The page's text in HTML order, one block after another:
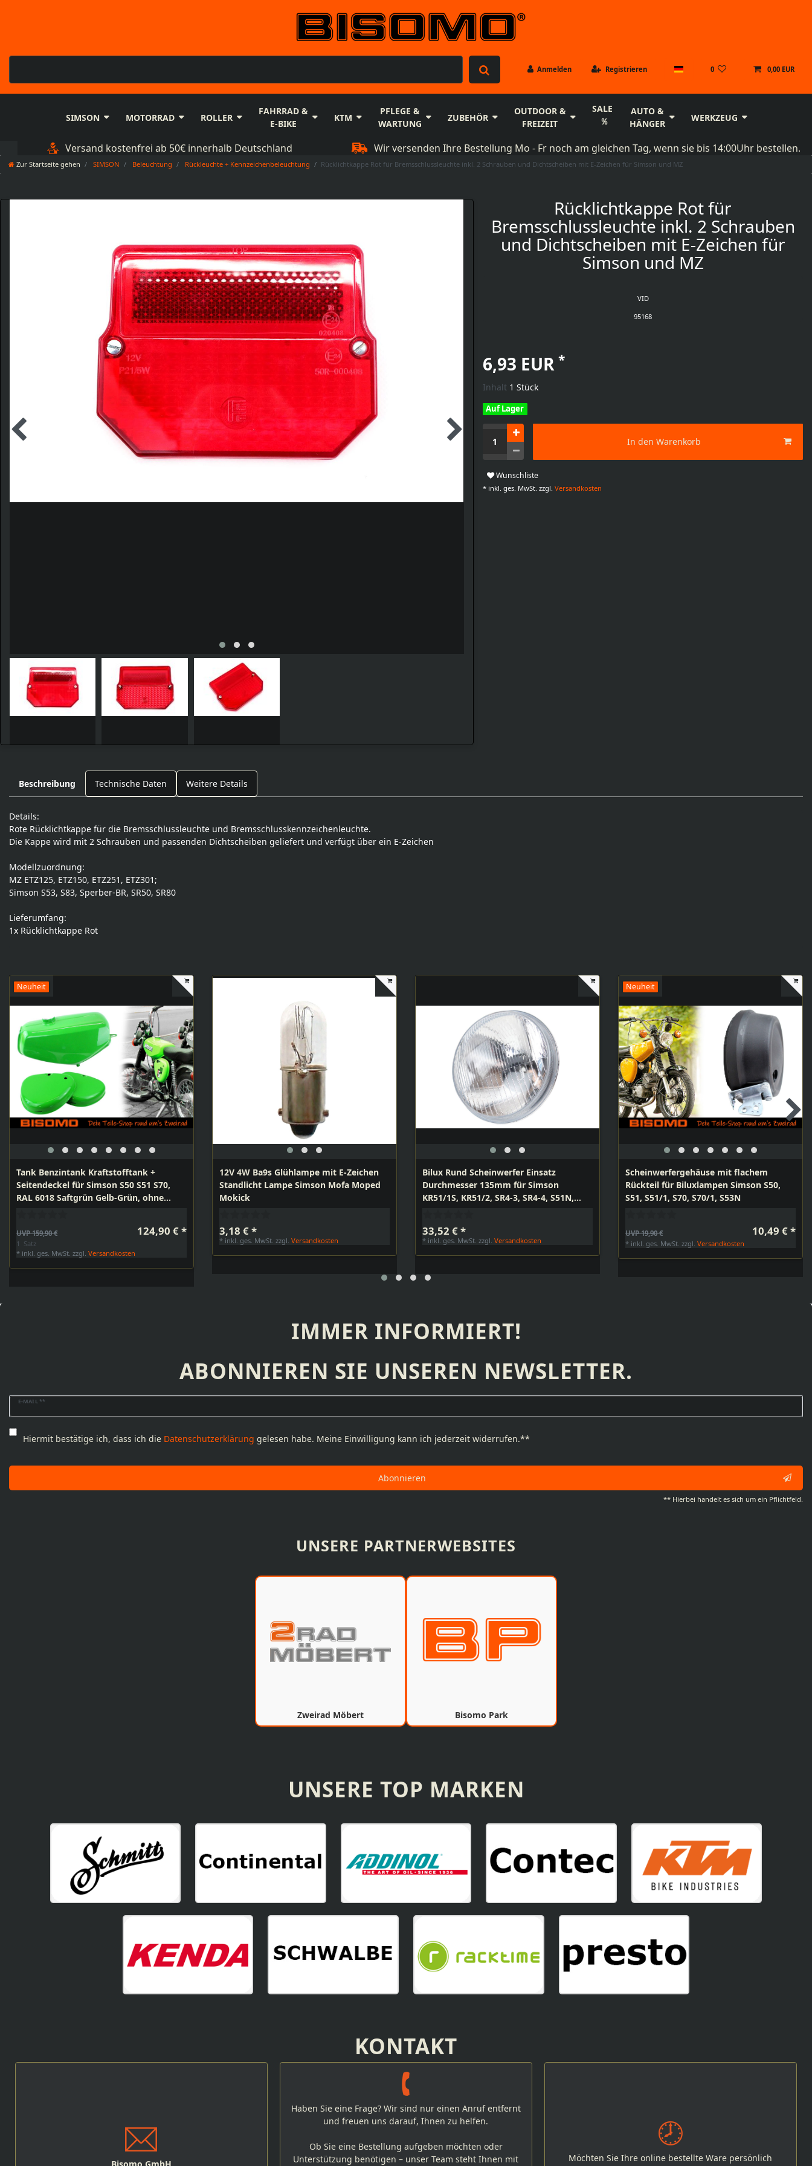
Anmelden Registrieren 0 0,00 EUR
SIMSON MOTORRAD ROLLER
FAHRRAD &
E-BIKE
KTM
PFLEGE &
WARTUNG
ZUBEHÖR
OUTDOOR &
FREIZEIT
SALE
AUTO &
HÄNGER
WERKZEUG
Versand kostenfrei ab 50€ innerhalb Deutschland Wir versenden Ihre Bestellung Mo - Fr noch am gleichen Tag, wenn sie bis 14:00Uhr bestellen.
Zur Startseite gehen SIMSON Beleuchtung Rückleuchte + Kennzeichenbeleuchtung Rücklichtkappe Rot für Bremsschlussleuchte inkl. 2 Schrauben und Dichtscheiben mit E-Zeichen für Simson und MZ
Rücklichtkappe Rot für
Bremsschlussleuchte inkl. 2 Schrauben
und Dichtscheiben mit E-Zeichen für
Simson und MZ
VID
95168
6,93 EUR *
Inhalt 1 Stück
Auf Lager
In den Warenkorb
Wunschliste
* inkl. ges. MwSt. zzgl. Versandkosten
Beschreibung Technische Daten Weitere Details
Details:
Rote Rücklichtkappe für die Bremsschlussleuchte und Bremsschlusskennzeichenleuchte.
Die Kappe wird mit 2 Schrauben und passenden Dichtscheiben geliefert und verfügt über ein E-Zeichen
Modellzuordnung:
MZ ETZ125, ETZ150, ETZ251, ETZ301;
Simson S53, S83, Sperber-BR, SR50, SR80
Lieferumfang:
1x Rücklichtkappe Rot
Neuheit
Tank Benzintank Kraftstofftank +
Seitendeckel für Simson S50 S51 S70,
RAL 6018 Saftgrün Gelb-Grün, ohne
UVP 159,90 € 124,90 € *
1 Satz
* inkl. ges. MwSt. zzgl.Versandkosten
12V 4W Ba9s Glühlampe mit E-Zeichen
Standlicht Lampe Simson Mofa Moped
Mokick
3,18 € *
* inkl. ges. MwSt. zzgl.Versandkosten
Bilux Rund Scheinwerfer Einsatz
Durchmesser 135mm für Simson
KR51/1S, KR51/2, SR4-3, SR4-4, S51N,
33,52 € *
* inkl. ges. MwSt. zzgl.Versandkosten
Neuheit
Scheinwerfergehäuse mit flachem
Rückteil für Biluxlampen Simson S50,
S51, S51/1, S70, S70/1, S53N
UVP 19,90 € 10,49 € *
* inkl. ges. MwSt. zzgl.Versandkosten
IMMER INFORMIERT!
ABONNIEREN SIE UNSEREN NEWSLETTER.
E-MAIL **
Newsletter
Honig
Hiermit bestätige ich, dass ich die Daten­schutz­erklärung gelesen habe. Meine Einwilligung kann ich jederzeit widerrufen.**
Abonnieren
** Hierbei handelt es sich um ein Pflichtfeld.
UNSERE PARTNERWEBSITES
Zweirad Möbert Bisomo Park
UNSERE TOP MARKEN
KONTAKT
Haben Sie eine Frage? Wir sind nur einen Anruf entfernt
und freuen uns darauf, Ihnen zu helfen.
Ob Sie eine Bestellung aufgeben möchten oder
Unterstützung benötigen – unser Team steht Ihnen mit
Möchten Sie Ihre online bestellte Ware persönlich